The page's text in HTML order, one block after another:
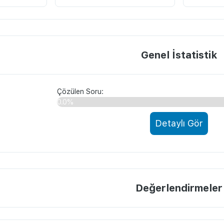
Genel İstatistik
Çözülen Soru:
0.0%
Detaylı Gör
Değerlendirmeler